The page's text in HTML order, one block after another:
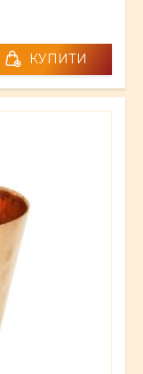
КУПИТИ